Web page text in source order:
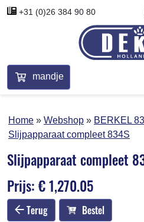
+31 (0)26 384 90 80
mandje
Home Webshop
BERKEL
Slijpapparaat compleet 834S
Slijpapparaat compleet
Prijs: € 1,270.05
Terug Bestel